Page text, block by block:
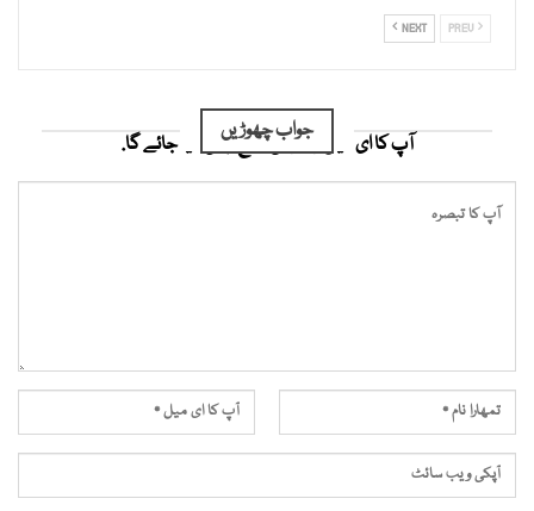
NEXT
جواب چھوڑیں
آپ کا ای میل ایڈریس شائع نہیں کیا جائے گا.